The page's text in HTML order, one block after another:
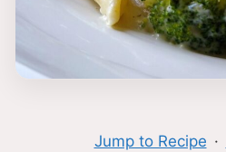
Jump to Recipe ·